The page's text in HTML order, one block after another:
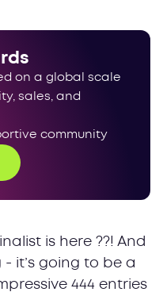
is here ??! And
it’s going to be a
444 entries
on a global scale
sales, and
community